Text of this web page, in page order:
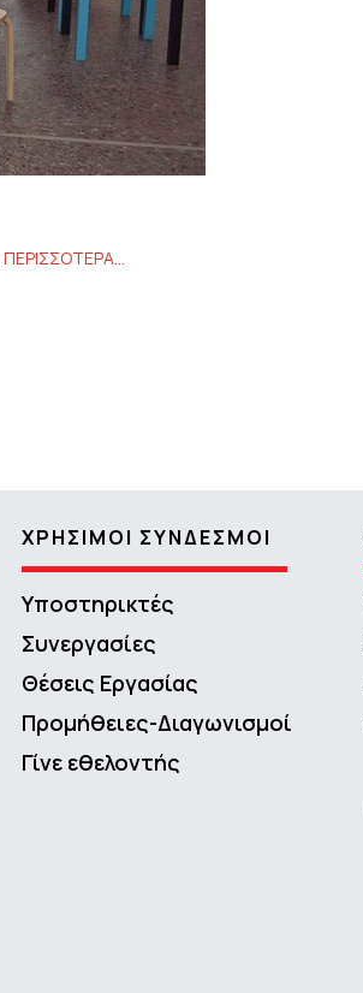
ΠΕΡΙΣΣΟΤΕΡΑ…
ΧΡΗΣΙΜΟΙ ΣΥΝΔΕΣΜΟΙ
Υποστηρικτές
Συνεργασίες
Θέσεις Εργασίας
Προμήθειες-Διαγωνισμοί
Γίνε εθελοντής